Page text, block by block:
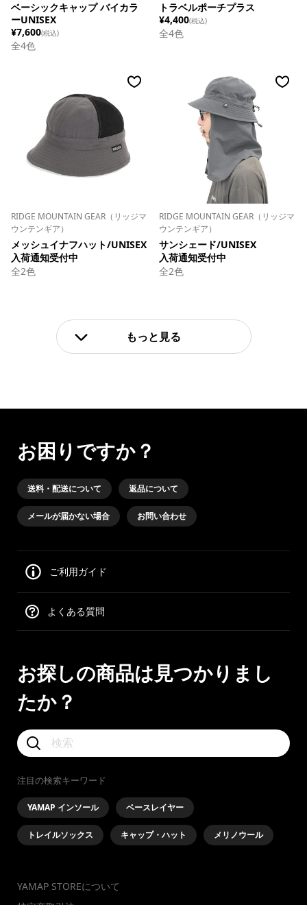
ベーシックキャップ バイカラ
ーUNISEX
¥7,600(税込)
全4色
トラベルポーチプラス
¥4,400(税込)
全4色
RIDGE MOUNTAIN GEAR（リッジマ
ウンテンギア）
メッシュイナフハット/UNISEX
入荷通知受付中
全2色
RIDGE MOUNTAIN GEAR（リッジマ
ウンテンギア）
サンシェード/UNISEX
入荷通知受付中
全2色
もっと見る
お困りですか？
送料・配送について 返品について
メールが届かない場合 お問い合わせ
ご利用ガイド
よくある質問
お探しの商品は見つかりまし
たか？
注目の検索キーワード
YAMAP インソール ベースレイヤー
トレイルソックス キャップ・ハット メリノウール
YAMAP STOREについて